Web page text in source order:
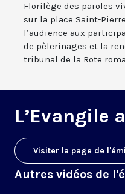
Florilège des paroles
sur la place Saint-
l’audience aux
de pèlerinages et la
tribunal de la Rote
L’Evangile
Visiter la page de
Autres vidéos de